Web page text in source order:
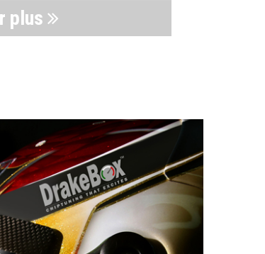
plus